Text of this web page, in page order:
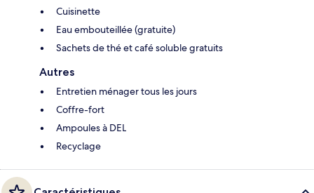
Cuisinette
Eau embouteillée (gratuite)
Sachets de thé et café soluble gratuits
Autres
Entretien ménager tous les jours
Coffre-fort
Ampoules à DEL
Recyclage